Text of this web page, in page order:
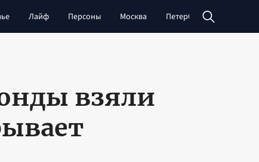
Лайф Персоны Москва Петербург
взяли